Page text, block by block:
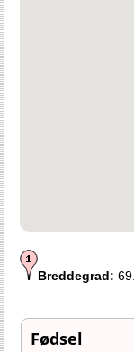
Breddegrad:
Fødsel